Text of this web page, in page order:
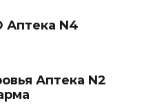
N4
Аптека N2